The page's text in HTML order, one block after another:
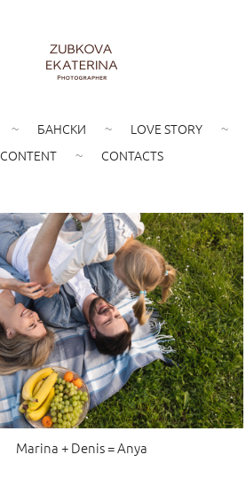
БАНСКИ LOVE STORY
CONTENT
CONTACTS
Marina + Denis = Anya